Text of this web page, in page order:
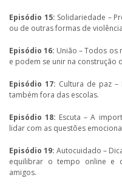
Episódio 15: Solidariedade –
ou de outras formas de
Episódio 16: União – Todos os
e podem se unir na construção
Episódio 17: Cultura de paz –
também fora das escolas.
Episódio 18: Escuta – A
lidar com as questões
Episódio 19: Autocuidado –
equilibrar o tempo online e
amigos.